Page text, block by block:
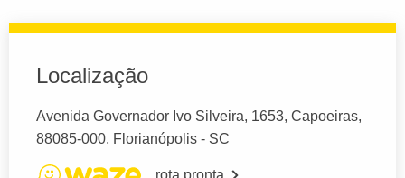
Localização
Avenida Governador Ivo Silveira, 1653, Capoeiras,
88085-000, Florianópolis - SC
rota pronta